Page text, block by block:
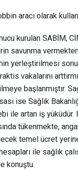
aracı olarak
kurulan SABİM,
savunma
yerleştirilmesi
vakalarını
başlanmıştır.
ise Sağlık
ile artan iş
tükenmekte,
temel ücret
ile sağlık
konuştu.